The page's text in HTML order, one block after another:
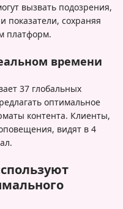
вызвать подозрения,
сохраняя
платформ.
времени
37 глобальных
оптимальное
контента. Клиенты,
видят в 4